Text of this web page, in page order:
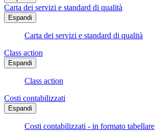
Carta dei servizi e standard di qualità
Espandi
Carta dei servizi e standard di qualità
Class action
Espandi
Class action
Costi contabilizzati
Espandi
Costi contabilizzati - in formato tabellare